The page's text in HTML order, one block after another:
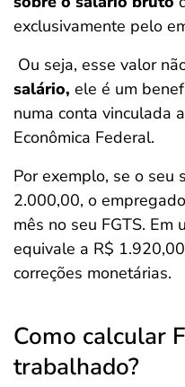
exclusivamente pelo
Ou seja, esse valor
salário, ele é um
numa conta vinculada
Econômica Federal.
Por exemplo, se o seu
2.000,00, o
mês no seu FGTS. Em
equivale a R$
correções monetárias.
Como calcular
trabalhado?